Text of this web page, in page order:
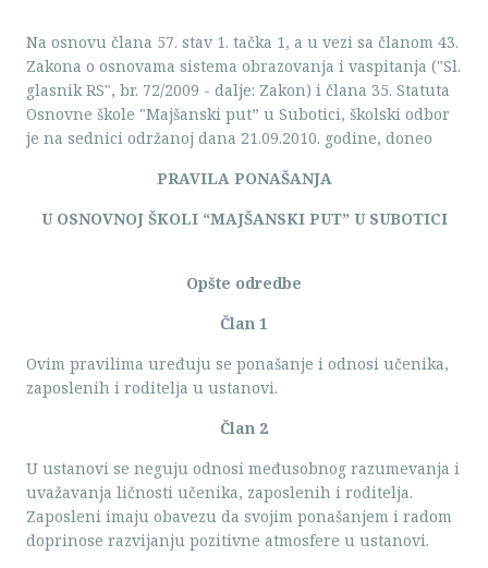
Na osnovu člana 57. stav 1. tačka 1, a u vezi sa članom 43.
Zakona o osnovama sistema obrazovanja i vaspitanja ("Sl.
glasnik RS", br. 72/2009 - dalje: Zakon) i člana 35. Statuta
Osnovne škole "Majšanski put” u Subotici, školski odbor
je na sednici održanoj dana 21.09.2010. godine, doneo
PRAVILA PONAŠANJA
U OSNOVNOJ ŠKOLI “MAJŠANSKI PUT” U SUBOTICI
Opšte odredbe
Član 1
Ovim pravilima uređuju se ponašanje i odnosi učenika,
zaposlenih i roditelja u ustanovi.
Član 2
U ustanovi se neguju odnosi međusobnog razumevanja i
uvažavanja ličnosti učenika, zaposlenih i roditelja.
Zaposleni imaju obavezu da svojim ponašanjem i radom
doprinose razvijanju pozitivne atmosfere u ustanovi.